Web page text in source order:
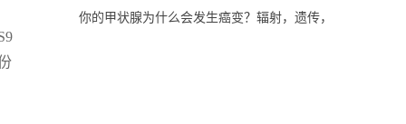
你的甲状腺为什么会发生癌变？辐射，遗传，